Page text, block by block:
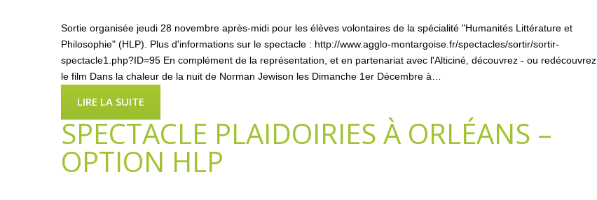
Sortie organisée jeudi 28 novembre après-midi pour les élèves volontaires de la spécialité "Humanités Littérature et
Philosophie" (HLP). Plus d'informations sur le spectacle : http://www.agglo-montargoise.fr/spectacles/sortir/sortir-
spectacle1.php?ID=95 En complément de la représentation, et en partenariat avec l'Alticiné, découvrez - ou redécouvrez
le film Dans la chaleur de la nuit de Norman Jewison les Dimanche 1er Décembre à…
LIRE LA SUITE
SPECTACLE PLAIDOIRIES À ORLÉANS –
OPTION HLP